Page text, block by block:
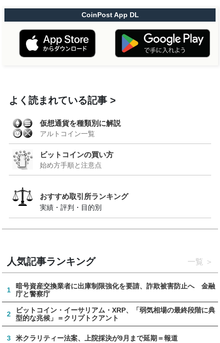
CoinPost App DL
よく読まれている記事
仮想通貨を種類別に解説
アルトコイン一覧
ビットコインの買い方
始め方手順と注意点
おすすめ取引所ランキング
実績・評判・目的別
人気記事ランキング 一覧
1
暗号資産交換業者に出庫制限強化を要請、詐欺被害防止へ 金融
庁と警察庁
2
ビットコイン・イーサリアム・XRP、「弱気相場の最終段階に典
型的な兆候」＝クリプトクアント
3 米クラリティー法案、上院採決が9月まで延期＝報道